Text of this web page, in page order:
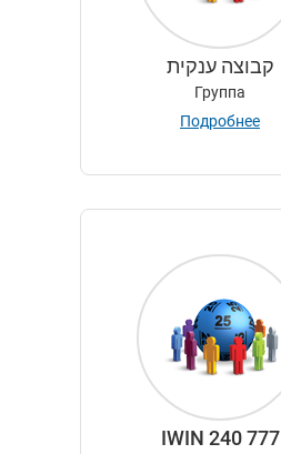
קבוצה ענקית
Группа
Подробнее
IWIN 240 777